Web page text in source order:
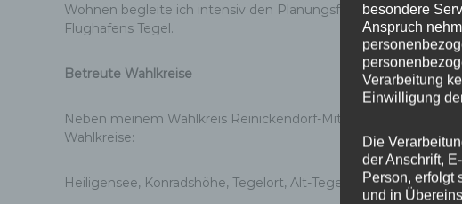
Wohnen begleite ich intensiv den Planungsfortschritt zur
Flughafens Tegel.
Betreute Wahlkreise
Neben meinem Wahlkreis Reinickendorf-Mitte /-West betreue
Wahlkreise:
Heiligensee, Konradshöhe, Tegelort, Alt-Tegel und Tegel-Süd.
besondere
Anspruch
Verarbeitung
Einwilligung
Die
der Anschrift,
Person, erfolgt
und in